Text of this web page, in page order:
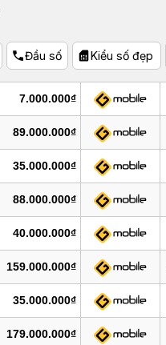
Đầu số Kiểu số đẹp
7.000.000₫
89.000.000₫
35.000.000₫
88.000.000₫
40.000.000₫
159.000.000₫
35.000.000₫
179.000.000₫